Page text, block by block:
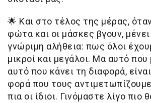
🌟 Και στο τέλος της μέρας,
φώτα και οι μάσκες βγουν, μένει
γνώριμη αλήθεια: πως όλοι
μικροί και μεγάλοι. Μα αυτό
αυτό που κάνει τη διαφορά,
φορά που τους
πια οι ίδιοι. Γινόμαστε λίγο πιο